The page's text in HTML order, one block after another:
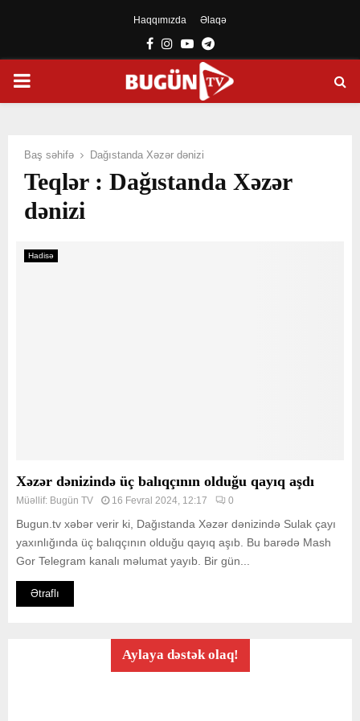
Haqqımızda Əlaqə
Facebook
Instagram
YoutubeTelegram
PRIMARY
Baş səhifə Dağıstanda Xəzər dənizi
Teqlər : Dağıstanda Xəzər
dənizi
Hadisə
Xəzər dənizində üç balıqçının olduğu qayıq aşdı
Müəllif: Bugün TV 16 Fevral 2024, 12:17 0
Bugun.tv xəbər verir ki, Dağıstanda Xəzər dənizində Sulak çayı
yaxınlığında üç balıqçının olduğu qayıq aşıb. Bu barədə Mash
Gor Telegram kanalı məlumat yayıb. Bir gün...
Ətraflı
Aylaya dəstək olaq!